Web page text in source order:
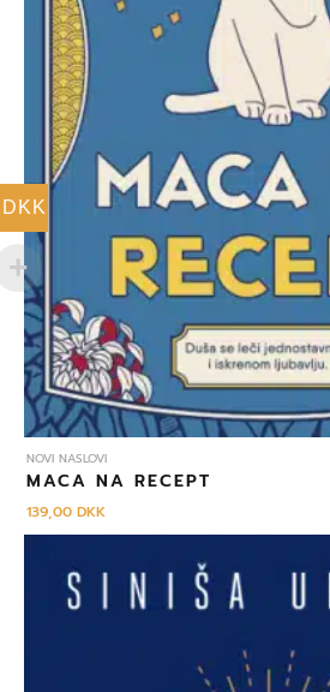
NOVI NASLOVI
MACA NA RECEPT
139,00DKK
DKK